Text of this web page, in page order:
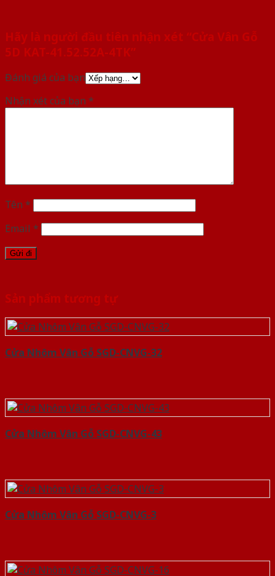
Hãy là người đầu tiên nhận xét “Cửa Vân Gỗ
5D KAT-41.52.52A-4TK”
Đánh giá của bạn
Nhận xét của bạn *
Tên *
Email *
Sản phẩm tương tự
Cửa Nhôm Vân Gỗ SGD-CNVG-32
Cửa Nhôm Vân Gỗ SGD-CNVG-43
Cửa Nhôm Vân Gỗ SGD-CNVG-3